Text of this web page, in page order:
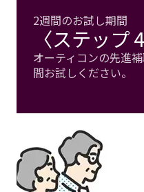
2週間のお試し期間
〈ステップ 4
オーティコンの先進
間お試しください。